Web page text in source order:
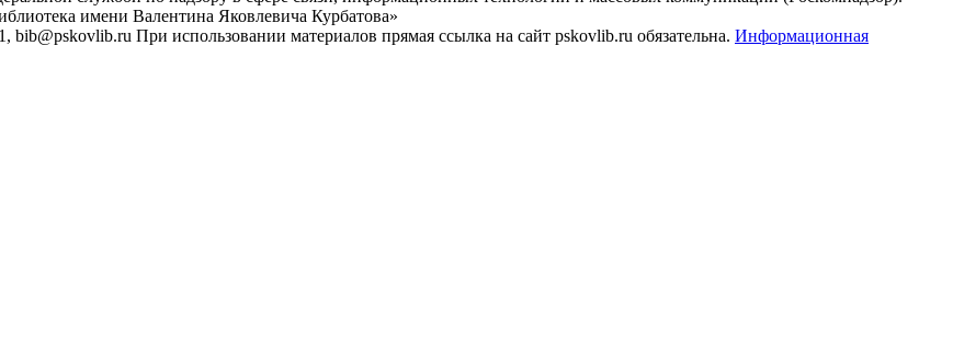
имени Валентина Яковлевича Курбатова»
bib@pskovlib.ru При использовании материалов прямая ссылка на сайт pskovlib.ru обязательна. Информационная